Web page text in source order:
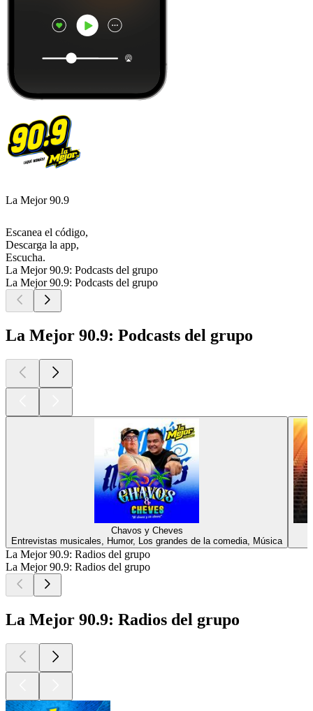
La Mejor 90.9
Escanea el código,
Descarga la app,
Escucha.
La Mejor 90.9: Podcasts del grupo
La Mejor 90.9: Podcasts del grupo
La Mejor 90.9: Podcasts del grupo
Chavos y Cheves
Entrevistas musicales, Humor, Los grandes de la comedia, Música
La Mejor 90.9: Radios del grupo
La Mejor 90.9: Radios del grupo
La Mejor 90.9: Radios del grupo